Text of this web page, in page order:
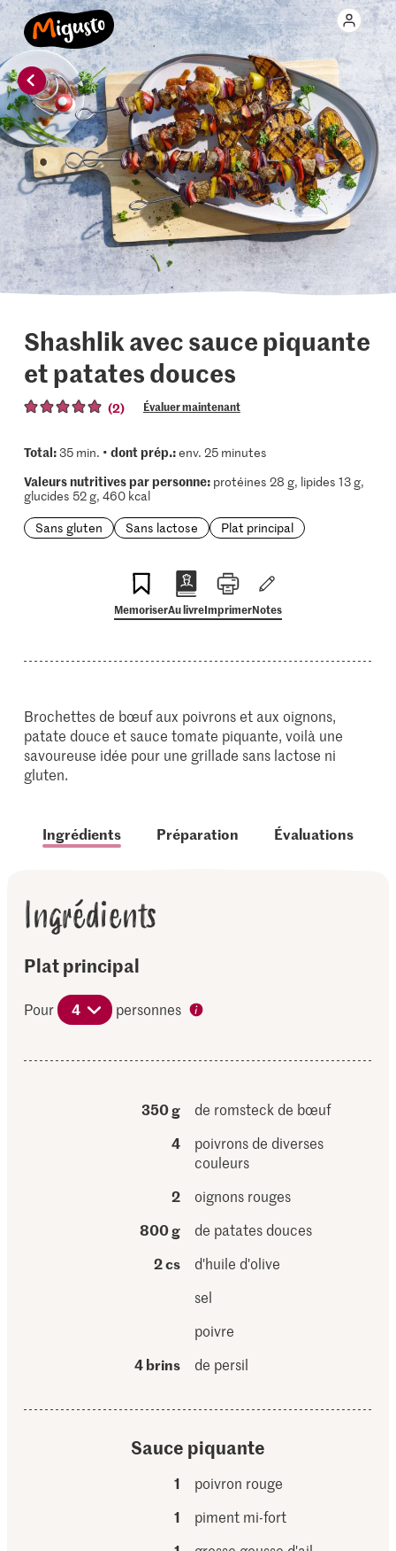
Shashlik avec sauce piquante
et patates douces
(2) Évaluer maintenant
Total:35 min. • dont prép.:env. 25 minutes
Valeurs nutritives par personne:protéines 28 g, lipides 13 g,
glucides 52 g, 460 kcal
Sans gluten
Sans lactose Plat principal
MemoriserAu livreImprimerNotes
Brochettes de bœuf aux poivrons et aux oignons,
patate douce et sauce tomate piquante, voilà une
savoureuse idée pour une grillade sans lactose ni
gluten.
Ingrédients Préparation Évaluations
Ingrédients
Plat principal
Pour 4 personnes
350 g
de romsteck de bœuf
4
poivrons de diverses
couleurs
2
oignons rouges
800 g
de patates douces
2 cs
d'huile d'olive
sel
poivre
4 brins
de persil
Sauce piquante
1
poivron rouge
1
piment mi-fort